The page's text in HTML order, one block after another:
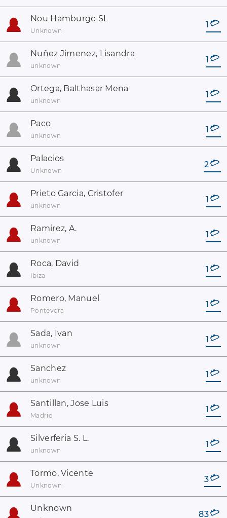
Nou Hamburgo SL
Unknown
1
Nuñez Jimenez, Lisandra
unknown
1
Ortega, Balthasar Mena
unknown
1
Paco
unknown
1
Palacios
Unknown
2
Prieto Garcia, Cristofer
unknown
1
Ramirez, A.
unknown
1
Roca, David
Ibiza
1
Romero, Manuel
Pontevdra
1
Sada, Ivan
unknown
1
Sanchez
unknown
1
Santillan, Jose Luis
Madrid
1
Silverferia S. L.
unknown
1
Tormo, Vicente
Unknown
3
Unknown
83